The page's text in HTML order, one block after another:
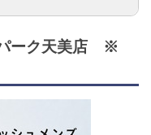
ブンパーク天美
パーク天美店 ※